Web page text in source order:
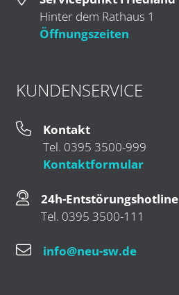
Hinter dem Rathaus 1
Öffnungszeiten
KUNDENSERVICE
Kontakt
Tel. 0395 3500-999
Kontaktformular
24h-Entstörungshotline
Tel. 0395 3500-111
info@neu-sw.de